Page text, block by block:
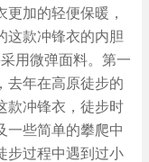
加的轻便保暖，
这款冲锋衣的内胆
用微弹面料。第一
去年在高原徒步的
款冲锋衣，徒步时
一些简单的攀爬中
步过程中遇到过小